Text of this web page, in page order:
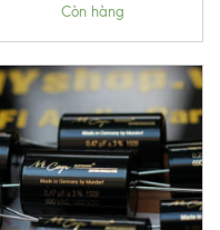
Còn hàng